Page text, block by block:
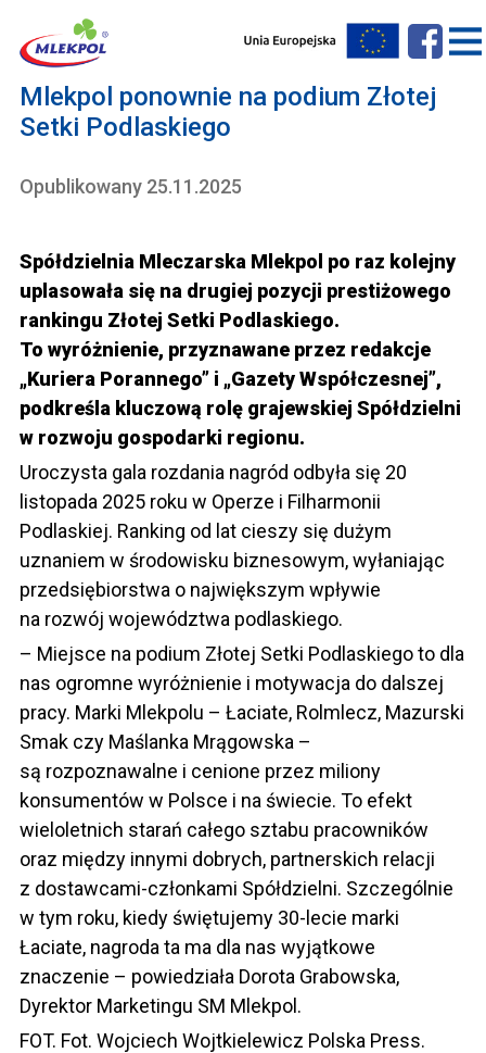
Mlekpol ponownie na podium Złotej
Setki Podlaskiego
Opublikowany 25.11.2025
Spółdzielnia Mleczarska Mlekpol po raz kolejny
uplasowała się na drugiej pozycji prestiżowego
rankingu Złotej Setki Podlaskiego.
To wyróżnienie, przyznawane przez redakcje
„Kuriera Porannego” i „Gazety Współczesnej”,
podkreśla kluczową rolę grajewskiej Spółdzielni
w rozwoju gospodarki regionu.
Uroczysta gala rozdania nagród odbyła się 20
listopada 2025 roku w Operze i Filharmonii
Podlaskiej. Ranking od lat cieszy się dużym
uznaniem w środowisku biznesowym, wyłaniając
przedsiębiorstwa o największym wpływie
na rozwój województwa podlaskiego.
– Miejsce na podium Złotej Setki Podlaskiego to dla
nas ogromne wyróżnienie i motywacja do dalszej
pracy. Marki Mlekpolu – Łaciate, Rolmlecz, Mazurski
Smak czy Maślanka Mrągowska –
są rozpoznawalne i cenione przez miliony
konsumentów w Polsce i na świecie. To efekt
wieloletnich starań całego sztabu pracowników
oraz między innymi dobrych, partnerskich relacji
z dostawcami-członkami Spółdzielni. Szczególnie
w tym roku, kiedy świętujemy 30-lecie marki
Łaciate, nagroda ta ma dla nas wyjątkowe
znaczenie – powiedziała Dorota Grabowska,
Dyrektor Marketingu SM Mlekpol.
FOT. Fot. Wojciech Wojtkielewicz Polska Press.